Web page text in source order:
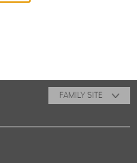
FAMILY SITE